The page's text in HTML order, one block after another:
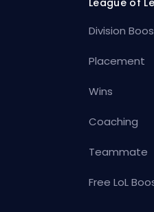
League of
Division
Placement
Wins
Coaching
Teammate
Free LoL